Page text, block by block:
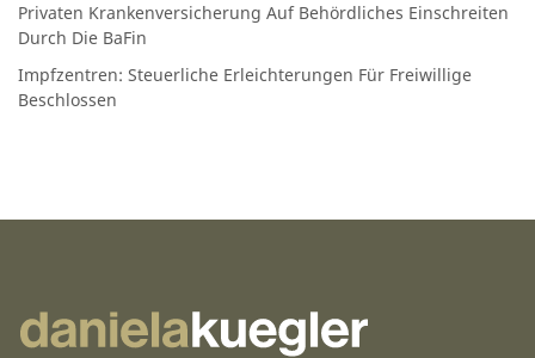
Privaten Krankenversicherung Auf Behördliches Einschreiten
Durch Die BaFin
Impfzentren: Steuerliche Erleichterungen Für Freiwillige
Beschlossen